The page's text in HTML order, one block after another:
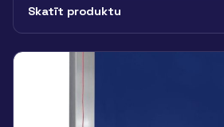
Skatīt produktu